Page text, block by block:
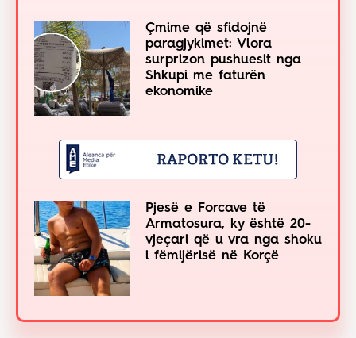
Çmime që sfidojnë
paragjykimet: Vlora
surprizon pushuesit nga
Shkupi me faturën
ekonomike
Pjesë e Forcave të
Armatosura, ky është 20-
vjeçari që u vra nga shoku
i fëmijërisë në Korçë